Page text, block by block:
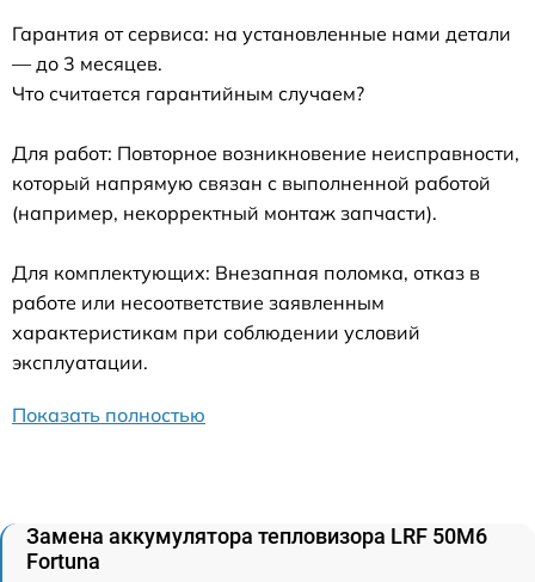
Гарантия от сервиса: на установленные нами детали
— до 3 месяцев.
Что считается гарантийным случаем?
Для работ: Повторное возникновение неисправности,
который напрямую связан с выполненной работой
(например, некорректный монтаж запчасти).
Для комплектующих: Внезапная поломка, отказ в
работе или несоответствие заявленным
характеристикам при соблюдении условий
эксплуатации.
Показать полностью
Замена аккумулятора тепловизора LRF 50M6
Fortuna